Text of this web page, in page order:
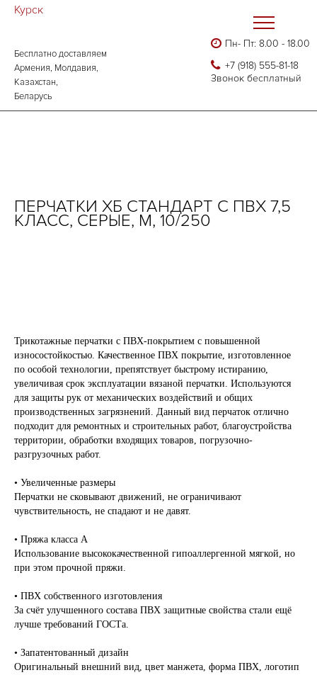
Курск
Бесплатно доставляем
Армения, Молдавия,
Казахстан,
Беларусь
Пн- Пт: 8.00 - 18.00
+7 (918) 555-81-18
Звонок бесплатный
Каталог
Перчатки хб стандарт с ПВХ 7,5 класс, серые, М, 10/250
ПЕРЧАТКИ ХБ СТАНДАРТ С ПВХ 7,5
КЛАСС, СЕРЫЕ, М, 10/250
Трикотажные перчатки с ПВХ-покрытием с повышенной
износостойкостью. Качественное ПВХ покрытие, изготовленное
по особой технологии, препятствует быстрому истиранию,
увеличивая срок эксплуатации вязаной перчатки. Используются
для защиты рук от механических воздействий и общих
производственных загрязнений. Данный вид перчаток отлично
подходит для ремонтных и строительных работ, благоустройства
территории, обработки входящих товаров, погрузочно-
разгрузочных работ.
• Увеличенные размеры
Перчатки не сковывают движений, не ограничивают
чувствительность, не спадают и не давят.
• Пряжа класса А
Использование высококачественной гипоаллергенной мягкой, но
при этом прочной пряжи.
• ПВХ собственного изготовления
За счёт улучшенного состава ПВХ защитные свойства стали ещё
лучше требований ГОСТа.
• Запатентованный дизайн
Оригинальный внешний вид, цвет манжета, форма ПВХ, логотип